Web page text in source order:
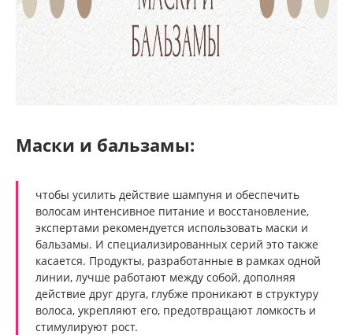
Маски и бальзамы:
чтобы усилить действие шампуня и обеспечить
волосам интенсивное питание и восстановление,
экспертами рекомендуется использовать маски и
бальзамы. И специализированных серий это также
касается. Продукты, разработанные в рамках одной
линии, лучше работают между собой, дополняя
действие друг друга, глубже проникают в структуру
волоса, укрепляют его, предотвращают ломкость и
стимулируют рост.